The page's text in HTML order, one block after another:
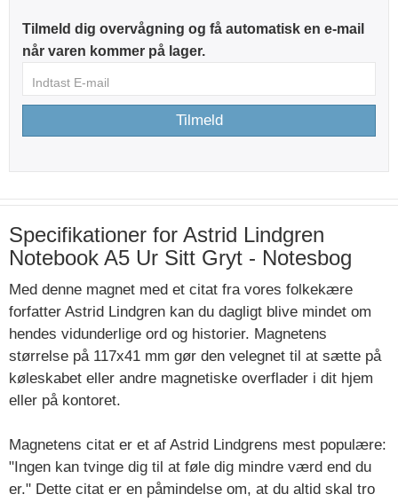
Tilmeld dig overvågning og få automatisk en e-mail
når varen kommer på lager.
Tilmeld
Specifikationer for Astrid Lindgren
Notebook A5 Ur Sitt Gryt - Notesbog
Med denne magnet med et citat fra vores folkekære
forfatter Astrid Lindgren kan du dagligt blive mindet om
hendes vidunderlige ord og historier. Magnetens
størrelse på 117x41 mm gør den velegnet til at sætte på
køleskabet eller andre magnetiske overflader i dit hjem
eller på kontoret.
Magnetens citat er et af Astrid Lindgrens mest populære:
"Ingen kan tvinge dig til at føle dig mindre værd end du
er." Dette citat er en påmindelse om, at du altid skal tro